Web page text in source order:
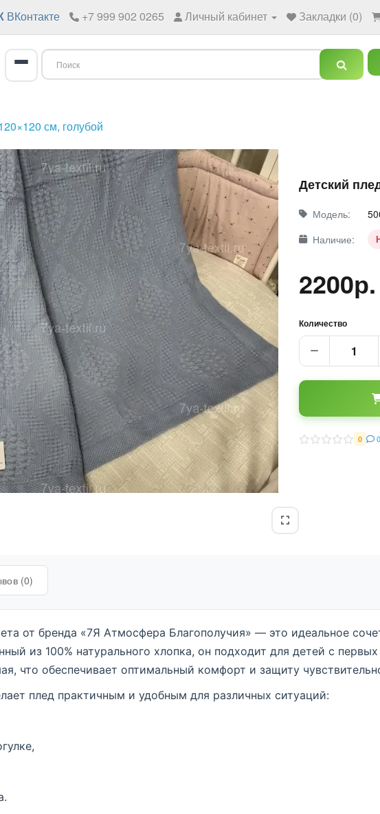
ВКонтакте +7 999 902 0265 Личный кабинет Закладки (0)
см, голубой
Детский
Модель:
Наличие:
2200р.
Количество
0
(0)
от бренда «7Я Атмосфера Благополучия» — это идеальное
из 100% натурального хлопка, он подходит для детей с
что обеспечивает оптимальный комфорт и защиту
плед практичным и удобным для различных ситуаций: